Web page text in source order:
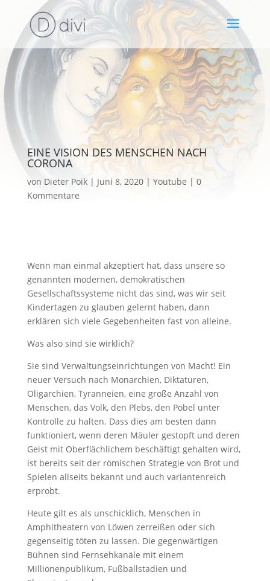
EINE VISION DES MENSCHEN NACH
CORONA
von Dieter Poik Juni 8, 2020 Youtube
0
Kommentare
Wenn man einmal akzeptiert hat, dass unsere so
genannten modernen, demokratischen
Gesellschaftssysteme nicht das sind, was wir seit
Kindertagen zu glauben gelernt haben, dann
erklären sich viele Gegebenheiten fast von alleine.
Was also sind sie wirklich?
Sie sind Verwaltungseinrichtungen von Macht! Ein
neuer Versuch nach Monarchien, Diktaturen,
Oligarchien, Tyranneien, eine große Anzahl von
Menschen, das Volk, den Plebs, den Pöbel unter
Kontrolle zu halten. Dass dies am besten dann
funktioniert, wenn deren Mäuler gestopft und deren
Geist mit Oberflächlichem beschäftigt gehalten wird,
ist bereits seit der römischen Strategie von Brot und
Spielen allseits bekannt und auch variantenreich
erprobt.
Heute gilt es als unschicklich, Menschen in
Amphitheatern von Löwen zerreißen oder sich
gegenseitig töten zu lassen. Die gegenwärtigen
Bühnen sind Fernsehkanäle mit einem
Millionenpublikum, Fußballstadien und